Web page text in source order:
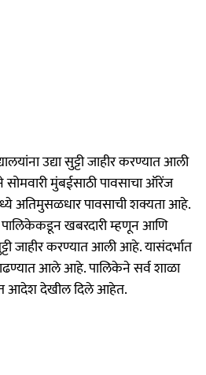
उद्या सुट्टी जाहीर करण्यात आली
सोमवारी मुंबईसाठी पावसाचा ऑरेंज
अतिमुसळधार पावसाची शक्यता आहे.
पालिकेकडून खबरदारी म्हणून आणि
जाहीर करण्यात आली आहे. यासंदर्भात
आले आहे. पालिकेने सर्व शाळा
आदेश देखील दिले आहेत.